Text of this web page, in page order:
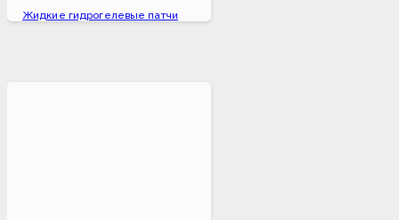
Жидкие гидрогелевые патчи